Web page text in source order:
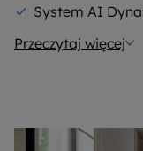
System AI
Przeczytaj więcej